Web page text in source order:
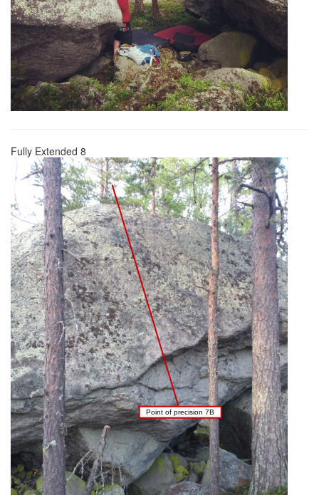
Fully Extended 8
Point of precision 7B